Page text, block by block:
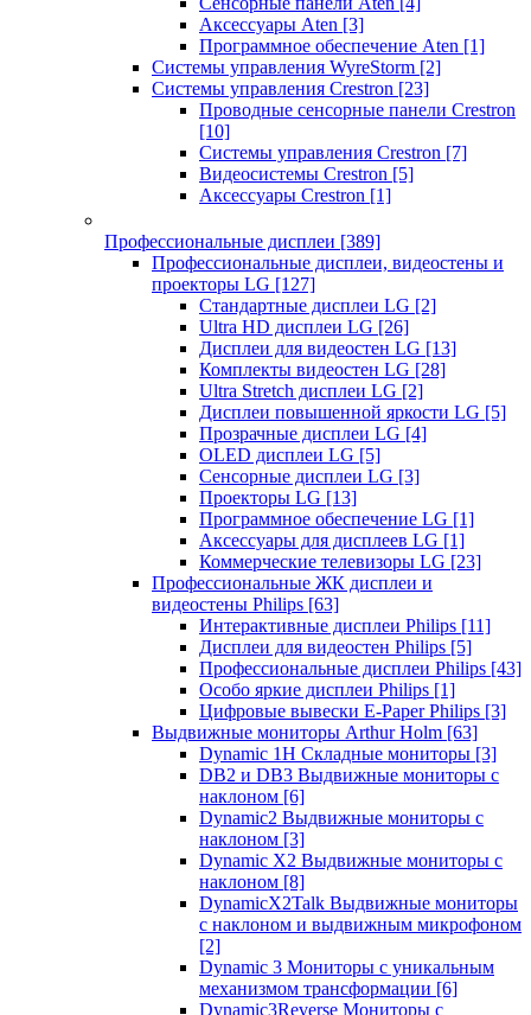
Аксессуары Aten [3]
Программное обеспечение Aten [1]
Системы управления WyreStorm [2]
Системы управления Crestron [23]
Проводные сенсорные панели Crestron
[10]
Системы управления Crestron [7]
Видеосистемы Crestron [5]
Аксессуары Crestron [1]
Профессиональные дисплеи [389]
Профессиональные дисплеи, видеостены и
проекторы LG [127]
Стандартные дисплеи LG [2]
Ultra HD дисплеи LG [26]
Дисплеи для видеостен LG [13]
Комплекты видеостен LG [28]
Ultra Stretch дисплеи LG [2]
Дисплеи повышенной яркости LG [5]
Прозрачные дисплеи LG [4]
OLED дисплеи LG [5]
Сенсорные дисплеи LG [3]
Проекторы LG [13]
Программное обеспечение LG [1]
Аксессуары для дисплеев LG [1]
Коммерческие телевизоры LG [23]
Профессиональные ЖК дисплеи и
видеостены Philips [63]
Интерактивные дисплеи Philips [11]
Дисплеи для видеостен Philips [5]
Профессиональные дисплеи Philips [43]
Особо яркие дисплеи Philips [1]
Цифровые вывески E-Paper Philips [3]
Выдвижные мониторы Arthur Holm [63]
Dynamic 1Н Складные мониторы [3]
DB2 и DB3 Выдвижные мониторы с
наклоном [6]
Dynamic2 Выдвижные мониторы с
наклоном [3]
Dynamic X2 Выдвижные мониторы с
наклоном [8]
DynamicX2Talk Выдвижные мониторы
с наклоном и выдвижным микрофоном
[2]
Dynamic 3 Мониторы с уникальным
механизмом трансформации [6]
Dynamic3Reverse Мониторы с